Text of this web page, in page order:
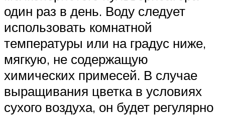
один раз в день. Воду следует
использовать комнатной
температуры или на градус ниже,
мягкую, не содержащую
химических примесей. В случае
выращивания цветка в условиях
сухого воздуха, он будет регулярно